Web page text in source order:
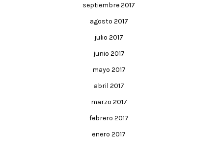
septiembre 2017
agosto 2017
julio 2017
junio 2017
mayo 2017
abril 2017
marzo 2017
febrero 2017
enero 2017